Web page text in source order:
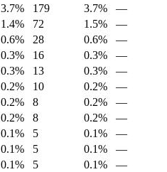
3.7% 179 3.7%
—
1.4% 72 1.5%
—
0.6% 28 0.6%
—
0.3% 16 0.3%
—
0.3% 13 0.3%
—
0.2% 10 0.2%
—
0.2% 8 0.2%
—
0.2% 8 0.2%
—
0.1% 5 0.1%
—
0.1% 5 0.1%
—
0.1% 5 0.1%
—